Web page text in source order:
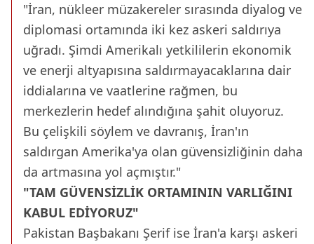
"İran, nükleer müzakereler sırasında diyalog ve
diplomasi ortamında iki kez askeri saldırıya
uğradı. Şimdi Amerikalı yetkililerin ekonomik
ve enerji altyapısına saldırmayacaklarına dair
iddialarına ve vaatlerine rağmen, bu
merkezlerin hedef alındığına şahit oluyoruz.
Bu çelişkili söylem ve davranış, İran'ın
saldırgan Amerika'ya olan güvensizliğinin daha
da artmasına yol açmıştır."
"TAM GÜVENSİZLİK ORTAMININ VARLIĞINI
KABUL EDİYORUZ"
Pakistan Başbakanı Şerif ise İran'a karşı askeri